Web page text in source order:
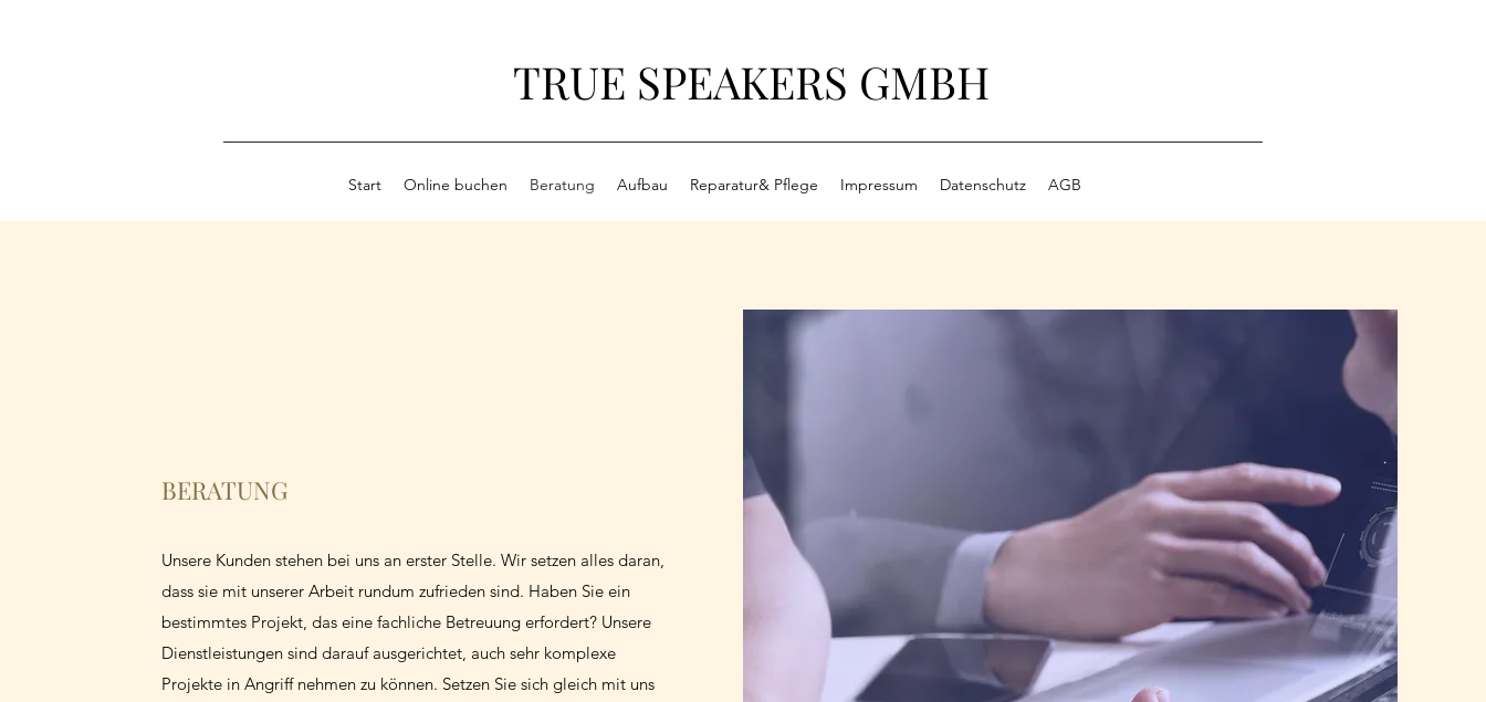
TRUE SPEAKERS GMBH
Start Online buchen Beratung Aufbau Reparatur& Pflege Impressum Datenschutz AGB
BERATUNG
Unsere Kunden stehen bei uns an erster Stelle. Wir setzen alles daran,
dass sie mit unserer Arbeit rundum zufrieden sind. Haben Sie ein
bestimmtes Projekt, das eine fachliche Betreuung erfordert? Unsere
Dienstleistungen sind darauf ausgerichtet, auch sehr komplexe
Projekte in Angriff nehmen zu können. Setzen Sie sich gleich mit uns